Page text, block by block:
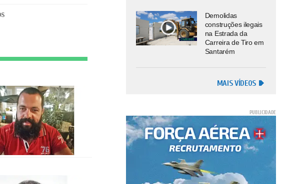
Demolidas
construções ilegais
na Estrada da
Carreira de Tiro em
Santarém
MAIS VÍDEOS